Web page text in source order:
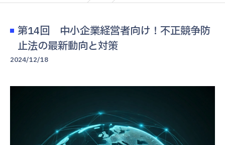
第14回 中小企業経営者向け！不正競争防
止法の最新動向と対策
2024/12/18